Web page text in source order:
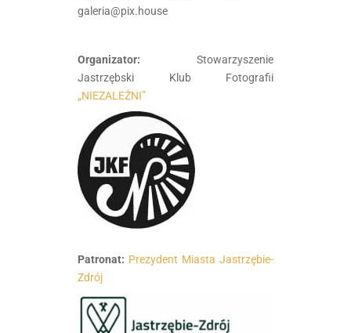
galeria@pix.house
Organizator: Stowarzyszenie
Jastrzębski Klub Fotografii
„NIEZALEŻNI”
Patronat: Prezydent Miasta Jastrzębie-
Zdrój